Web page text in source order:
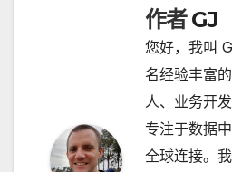
作者GJ
您好，我叫
名经验丰富
人、业务开
专注于数据
全球连接。